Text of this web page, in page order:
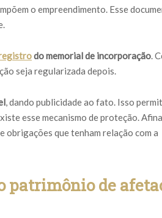
o empreendimento. Esse
do memorial de incorporação.
seja regularizada depois.
, dando publicidade ao fato. Isso
esse mecanismo de proteção.
que tenham relação com a
patrimônio de